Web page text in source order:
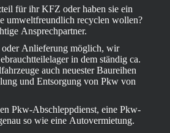
für ihr KFZ oder haben sie ein
umweltfreundlich recyclen wollen?
Ansprechpartner.
Anlieferung möglich, wir
in dem ständig ca.
auch neuester Baureihen
und Entsorgung von Pkw von
Pkw-Abschleppdienst, eine Pkw-
so wie eine Autovermietung.